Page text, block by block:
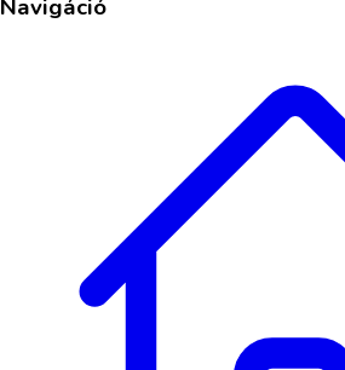
Navigáció